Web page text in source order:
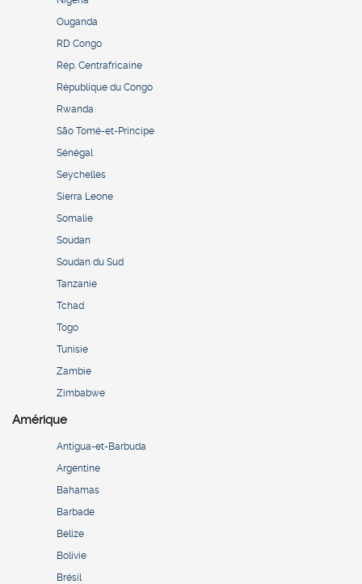
Ouganda
RD Congo
Rép. Centrafricaine
République du Congo
Rwanda
São Tomé-et-Principe
Sénégal
Seychelles
Sierra Leone
Somalie
Soudan
Soudan du Sud
Tanzanie
Tchad
Togo
Tunisie
Zambie
Zimbabwe
Amérique
Antigua-et-Barbuda
Argentine
Bahamas
Barbade
Belize
Bolivie
Brésil